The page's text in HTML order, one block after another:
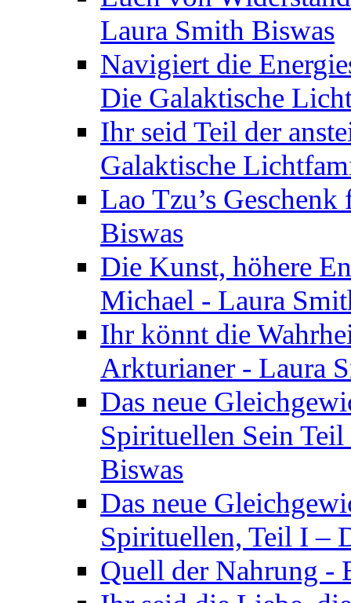
Laura Smith Biswas
Navigiert die
Die Galaktische
Ihr seid Teil der
Galaktische
Lao Tzu’s
Biswas
Die Kunst, höhere
Michael - Laura
Ihr könnt die
Arkturianer - Laura
Das neue
Spirituellen Sein
Biswas
Das neue
Spirituellen, Teil I –
Quell der Nahrung -